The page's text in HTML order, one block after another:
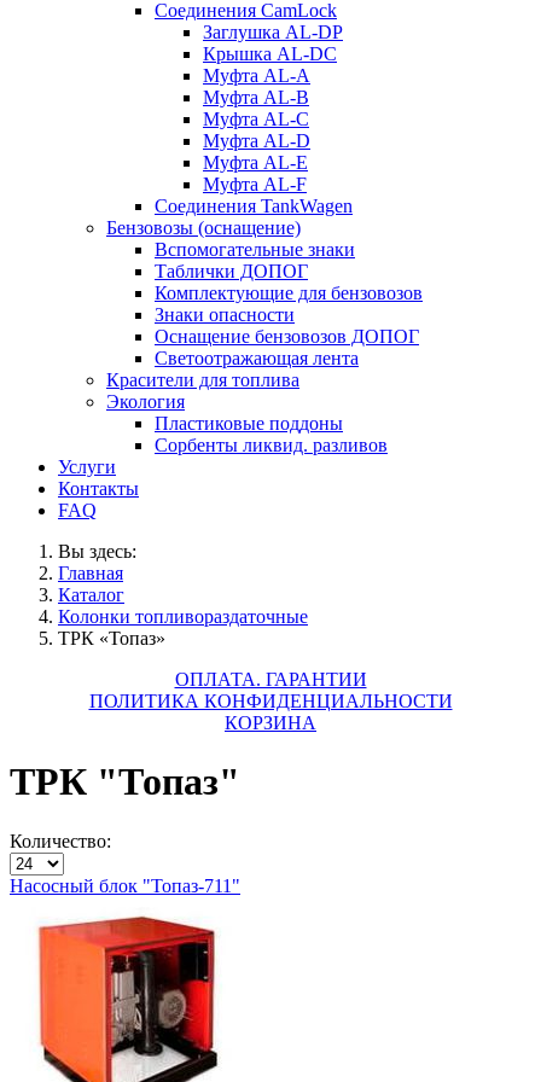
Соединения CamLock
Заглушка AL-DP
Крышка AL-DC
Муфта AL-A
Муфта AL-B
Муфта AL-C
Муфта AL-D
Муфта AL-E
Муфта AL-F
Соединения TankWagen
Бензовозы (оснащение)
Вспомогательные знаки
Таблички ДОПОГ
Комплектующие для бензовозов
Знаки опасности
Оснащение бензовозов ДОПОГ
Светоотражающая лента
Красители для топлива
Экология
Пластиковые поддоны
Сорбенты ликвид. разливов
Услуги
Контакты
FAQ
Вы здесь:
Главная
Каталог
Колонки топливораздаточные
ТРК «Топаз»
ОПЛАТА. ГАРАНТИИ
ПОЛИТИКА КОНФИДЕНЦИАЛЬНОСТИ
КОРЗИНА
ТРК "Топаз"
Количество:
Насосный блок "Топаз-711"